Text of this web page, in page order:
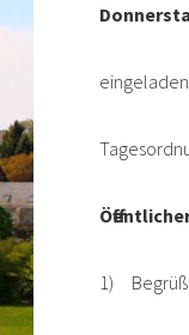
eingeladen.
1)